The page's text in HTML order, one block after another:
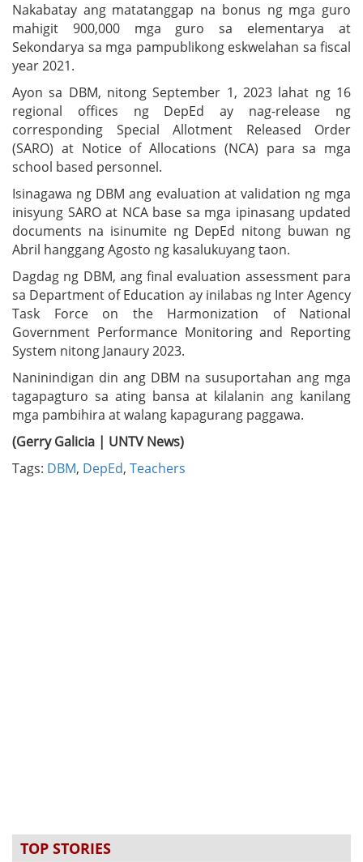
Nakabatay ang matatanggap na bonus ng mga guro
mahigit 900,000 mga guro sa elementarya at
Sekondarya sa mga pampublikong eskwelahan sa fiscal
year 2021.
Ayon sa DBM, nitong September 1, 2023 lahat ng 16
regional offices ng DepEd ay nag-release ng
corresponding Special Allotment Released Order
(SARO) at Notice of Allocations (NCA) para sa mga
school based personnel.
Isinagawa ng DBM ang evaluation at validation ng mga
inisyung SARO at NCA base sa mga ipinasang updated
documents na isinumite ng DepEd nitong buwan ng
Abril hanggang Agosto ng kasalukuyang taon.
Dagdag ng DBM, ang final evaluation assessment para
sa Department of Education ay inilabas ng Inter Agency
Task Force on the Harmonization of National
Government Performance Monitoring and Reporting
System nitong Janaury 2023.
Naninindigan din ang DBM na susuportahan ang mga
tagapagturo sa ating bansa at kilalanin ang kanilang
mga pambihira at walang kapagurang paggawa.
(Gerry Galicia | UNTV News)
Tags: DBM, DepEd, Teachers
TOP STORIES